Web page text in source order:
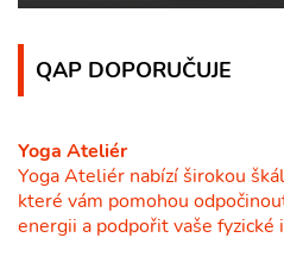
QAP DOPORUČUJE
Yoga Ateliér
Yoga Ateliér nabízí širokou
které vám pomohou
energii a podpořit vaše fyzické